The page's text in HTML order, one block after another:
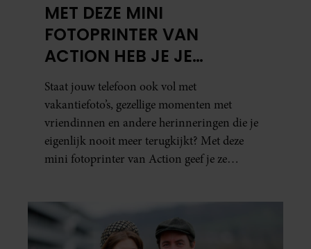
MET DEZE MINI
FOTOPRINTER VAN
ACTION HEB JE JE
FAVORIETE FOTO’S BINNEN
ÉÉN MINUUT IN HANDEN
Staat jouw telefoon ook vol met
vakantiefoto’s, gezellige momenten met
vriendinnen en andere herinneringen die je
eigenlijk nooit meer terugkijkt? Met deze
mini fotoprinter van Action geef je ze
al in handen.